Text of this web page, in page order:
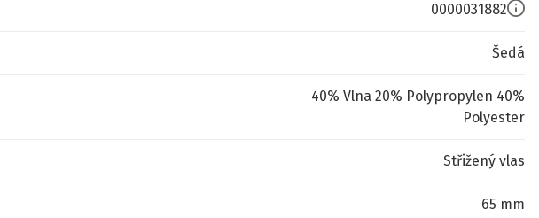
0000031882
Šedá
40% Vlna 20% Polypropylen 40%
Polyester
Střižený vlas
65 mm